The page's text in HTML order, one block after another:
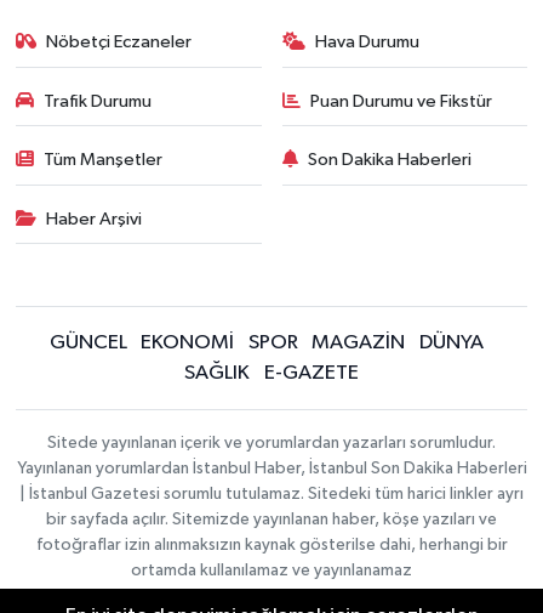
Nöbetçi Eczaneler Hava Durumu
Trafik Durumu Puan Durumu ve Fikstür
Tüm Manşetler Son Dakika Haberleri
Haber Arşivi
GÜNCEL EKONOMİ SPOR MAGAZİN
DÜNYA
SAĞLIK
E-GAZETE
Sitede yayınlanan içerik ve yorumlardan yazarları sorumludur.
Yayınlanan yorumlardan İstanbul Haber, İstanbul Son Dakika Haberleri
| İstanbul Gazetesi sorumlu tutulamaz. Sitedeki tüm harici linkler ayrı
bir sayfada açılır. Sitemizde yayınlanan haber, köşe yazıları ve
fotoğraflar izin alınmaksızın kaynak gösterilse dahi, herhangi bir
ortamda kullanılamaz ve yayınlanamaz